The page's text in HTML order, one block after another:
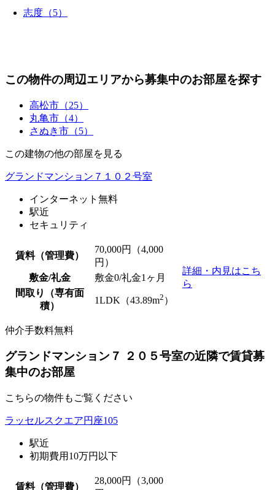
志度（5）
この物件の周辺エリアから募集中のお部屋を探す
高松市（25）
丸亀市（4）
さぬき市（5）
この建物の他の部屋を見る
グランドマンション７１０２号室
インターネット無料
駅近
セキュリティ
賃料（管理費）
70,000円（4,000
円）
詳細・内見はこち
ら
敷金/礼金 敷金0/礼金1ヶ月
間取り（専有面
積）
1LDK（43.89m2 ）
仲介手数料無料
グランドマンション７ ２０５号室の近隣で賃貸募
集中のお部屋
こちらの物件もご覧ください
ラッセルスクエア円座105
駅近
初期費用10万円以下
賃料（管理費）
28,000円（3,000